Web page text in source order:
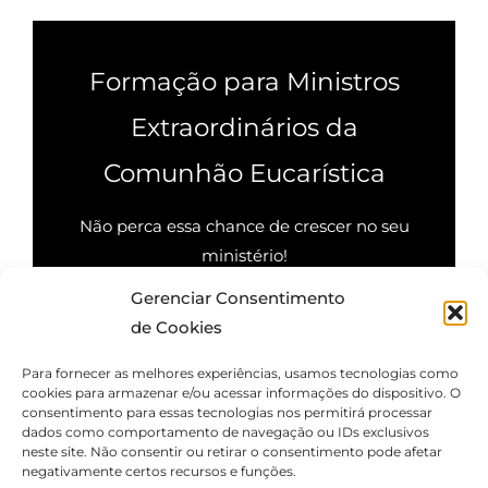
Gerenciar Consentimento
de Cookies
Para fornecer as melhores experiências, usamos tecnologias como
cookies para armazenar e/ou acessar informações do dispositivo. O
consentimento para essas tecnologias nos permitirá processar
dados como comportamento de navegação ou IDs exclusivos
neste site. Não consentir ou retirar o consentimento pode afetar
negativamente certos recursos e funções.
Formação para Ministros
Extraordinários da
Comunhão Eucarística
Não perca essa chance de crescer no seu
ministério!